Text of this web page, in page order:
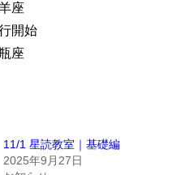
座
開始
座
11/1 星読教室｜基礎編
2025年9月27日